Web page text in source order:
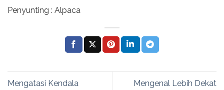
Penyunting : Alpaca
Mengatasi Kendala
Mengenal Lebih Dekat